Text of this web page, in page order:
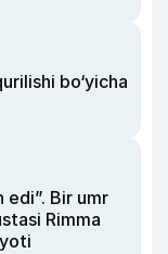
bo‘yicha
edi”. Bir umr
Rimma